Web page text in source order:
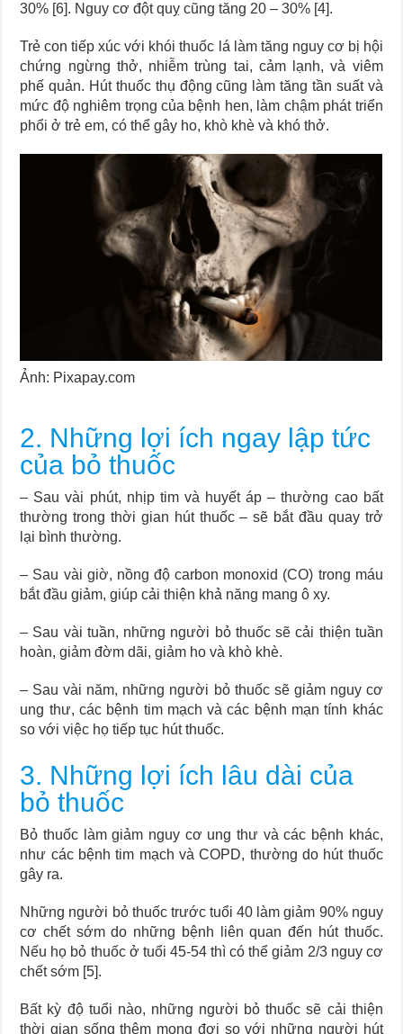
30% [6]. Nguy cơ đột quỵ cũng tăng 20 – 30% [4].
Trẻ con tiếp xúc với khói thuốc lá làm tăng nguy cơ bị hội
chứng ngừng thở, nhiễm trùng tai, cảm lạnh, và viêm
phế quản. Hút thuốc thụ động cũng làm tăng tần suất và
mức độ nghiêm trọng của bệnh hen, làm chậm phát triển
phổi ở trẻ em, có thể gây ho, khò khè và khó thở.
Ảnh: Pixapay.com
2. Những lợi ích ngay lập tức
của bỏ thuốc
– Sau vài phút, nhịp tim và huyết áp – thường cao bất
thường trong thời gian hút thuốc – sẽ bắt đầu quay trở
lại bình thường.
– Sau vài giờ, nồng độ carbon monoxid (CO) trong máu
bắt đầu giảm, giúp cải thiện khả năng mang ô xy.
– Sau vài tuần, những người bỏ thuốc sẽ cải thiện tuần
hoàn, giảm đờm dãi, giảm ho và khò khè.
– Sau vài năm, những người bỏ thuốc sẽ giảm nguy cơ
ung thư, các bệnh tim mạch và các bệnh mạn tính khác
so với việc họ tiếp tục hút thuốc.
3. Những lợi ích lâu dài của
bỏ thuốc
Bỏ thuốc làm giảm nguy cơ ung thư và các bệnh khác,
như các bệnh tim mạch và COPD, thường do hút thuốc
gây ra.
Những người bỏ thuốc trước tuổi 40 làm giảm 90% nguy
cơ chết sớm do những bệnh liên quan đến hút thuốc.
Nếu họ bỏ thuốc ở tuổi 45-54 thì có thể giảm 2/3 nguy cơ
chết sớm [5].
Bất kỳ độ tuổi nào, những người bỏ thuốc sẽ cải thiện
thời gian sống thêm mong đợi so với những người hút